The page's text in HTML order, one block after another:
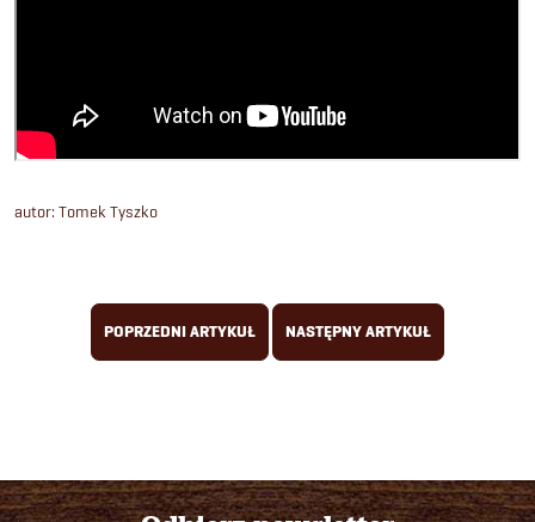
autor: Tomek Tyszko
POPRZEDNI ARTYKUŁ NASTĘPNY ARTYKUŁ